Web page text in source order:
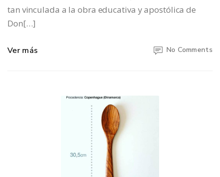
tan vinculada a la obra educativa y apostólica de
Don[…]
Ver más No Comments